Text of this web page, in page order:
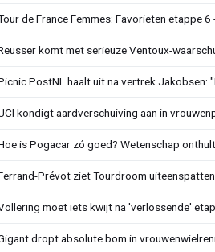
de France Femmes: Favorieten etappe 6
komt met serieuze Ventoux-
PostNL haalt uit na vertrek Jakobsen:
kondigt aardverschuiving aan in
is Pogacar zó goed? Wetenschap
Prévot ziet Tourdroom
moet iets kwijt na 'verlossende'
dropt absolute bom in